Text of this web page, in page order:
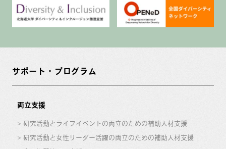
サポート・プログラム
両立支援
研究活動とライフイベントの両立のための補助人材支援
研究活動と女性リーダー活躍の両立のための補助人材支援